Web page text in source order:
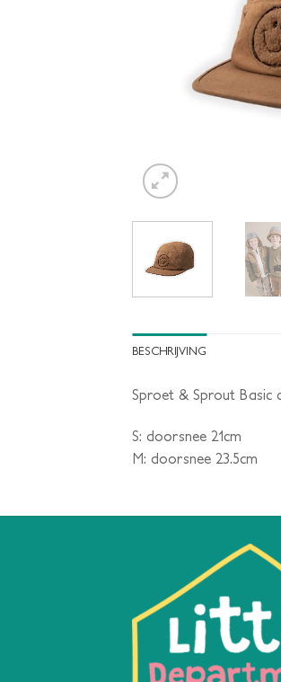
BESCHRIJVING
Sproet & Sprout Basic
S: doorsnee 21cm
M: doorsnee 23.5cm